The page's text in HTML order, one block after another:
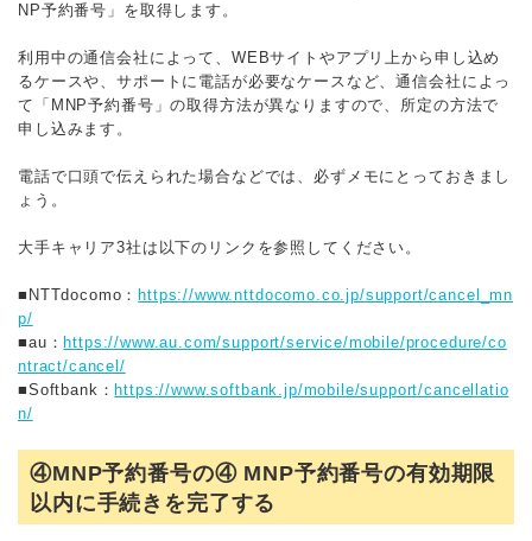
NP予約番号」を取得します。
利用中の通信会社によって、WEBサイトやアプリ上から申し込め
るケースや、サポートに電話が必要なケースなど、通信会社によっ
て「MNP予約番号」の取得方法が異なりますので、所定の方法で
申し込みます。
電話で口頭で伝えられた場合などでは、必ずメモにとっておきまし
ょう。
大手キャリア3社は以下のリンクを参照してください。
■NTTdocomo： https://www.nttdocomo.co.jp/support/cancel_mn
p/
■au： https://www.au.com/support/service/mobile/procedure/co
ntract/cancel/
■Softbank： https://www.softbank.jp/mobile/support/cancellatio
n/
④MNP予約番号の④ MNP予約番号の有効期限
以内に手続きを完了する